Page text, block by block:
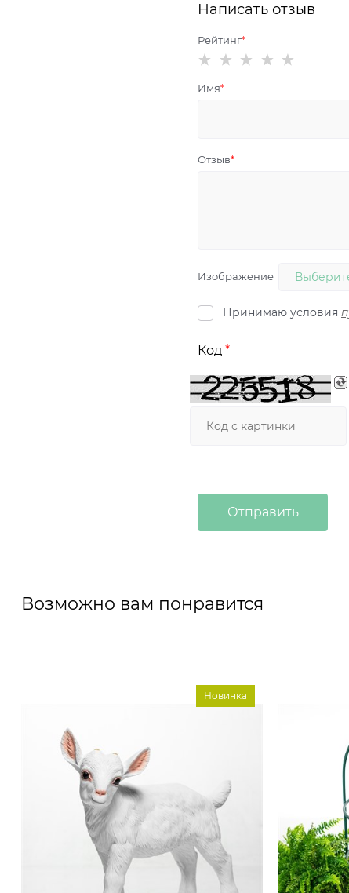
Написать отзыв
Рейтинг
Имя
Отзыв
Изображение
Принимаю условия
Код
Возможно вам понравится
Новинка